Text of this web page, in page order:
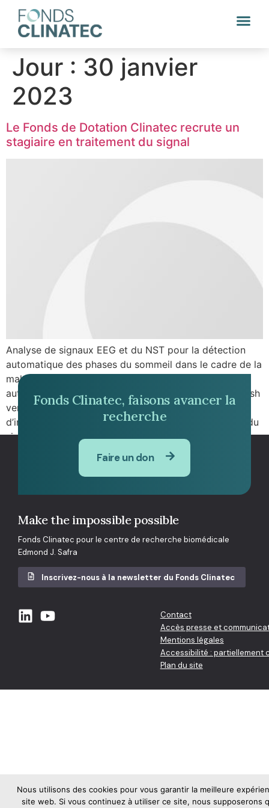
Jour : 30 janvier
2023
Le Fonds de Dotation Clinatec recrute un
stagiaire en traitement du signal
Analyse de signaux EEG et du NST pour la détection
automatique des phases du sommeil dans le cadre de la
maladie de Parkinson EEG and STN analysis for
automatic sleep stages detection (click here for English
version) Vous êtes étudiants en 3ème année d’école
d’ingénieur ou en Master 2, spécialiste du traitement du
signal et […]
Fonds Clinatec, faisons avancer la
recherche
Faire un don
Make the impossible possible
Fonds Clinatec pour le centre de recherche biomédicale
Edmond J. Safra
Inscrivez-nous à la newsletter du Fonds Clinatec
Contact
Accès presse et
Mentions légales
Accessibilité : partiellement
Plan du site
Nous utilisons des cookies pour vous garantir la meilleure
site web. Si vous continuez à utiliser ce site, nous supposerons